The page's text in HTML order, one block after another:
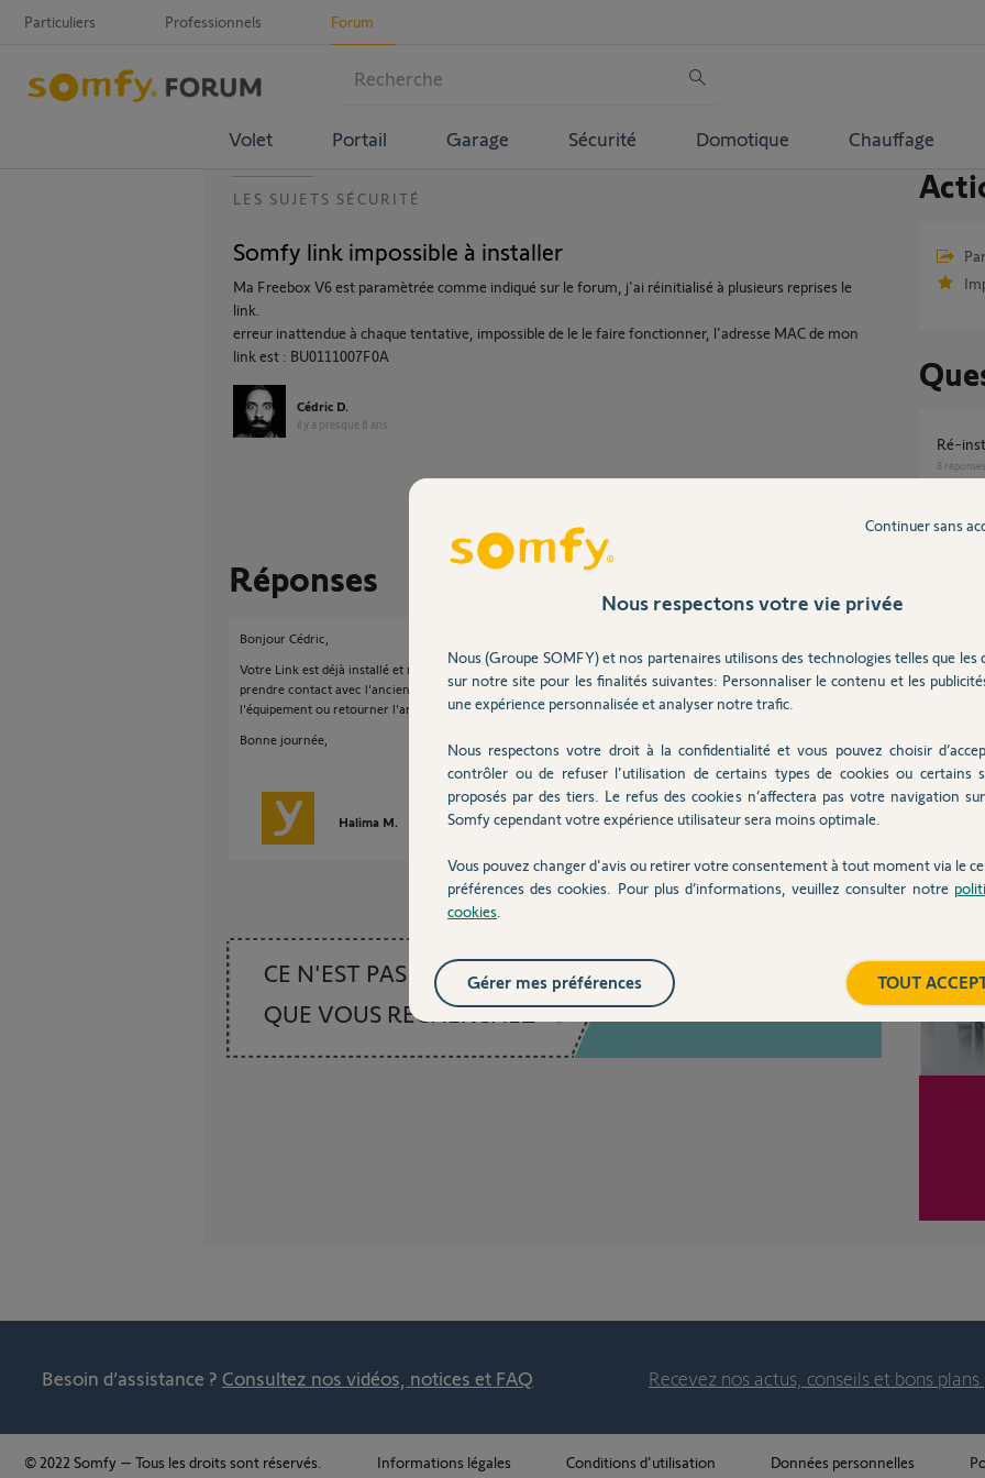
Particuliers Professionnels Forum
Volet Portail Garage Sécurité Domotique Chauffage
LES SUJETS SÉCURITÉ
Somfy link impossible à installer
Ma Freebox V6 est paramètrée comme indiqué sur le forum, j'ai réinitialisé à plusieurs reprises le
link.
erreur inattendue à chaque tentative, impossible de le le faire fonctionner, l'adresse MAC de mon
link est : BU0111007F0A
Cédric D.
il y a presque 8 ans
Participer au fil de discussion
Réponses
Bonjour Cédric,
Votre Link est déjà installé et rattaché à un autre compte client. Je vous conseille de
prendre contact avec l'ancien propriétaire pour demander une suppression de
l'équipement ou retourner l'article auprès du distributeur.
Bonne journée,
Halima M. il y a presque 8 ans
CE N'EST PAS CE
QUE VOUS RECHERCHEZ
Posez votre question
ré-
8 réponses
6réponses
11
Link Advanced bloqué — alarme armée au
14
Besoin d’assistance ? Consultez nos vidéos, notices et FAQ Recevez nos actus, conseils et bons
© 2022 Somfy – Tous les droits sont réservés. Informations légales Conditions d'utilisation Données personnelles
Nous respectons votre vie privée
Nous (Groupe SOMFY) et nos partenaires utilisons des technologies telles que les
sur notre site pour les finalités suivantes: Personnaliser le contenu et les
une expérience personnalisée et analyser notre trafic.
Nous respectons votre droit à la confidentialité et vous pouvez choisir
contrôler ou de refuser l'utilisation de certains types de cookies ou certains
proposés par des tiers. Le refus des cookies n’affectera pas votre navigation
Somfy cependant votre expérience utilisateur sera moins optimale.
Vous pouvez changer d'avis ou retirer votre consentement à tout moment via le
préférences des cookies. Pour plus d’informations, veuillez consulter notre
cookies
Continuer sans
TOUT
Gérer mes préférences